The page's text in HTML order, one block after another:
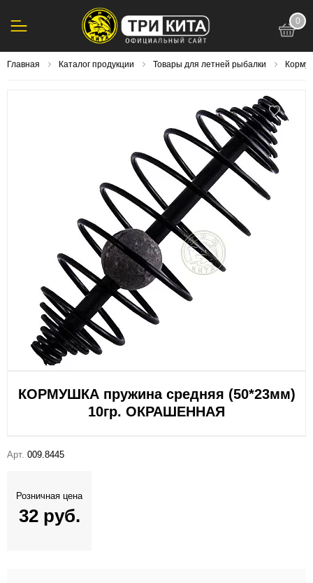
0
Главная Каталог продукции Товары для летней рыбалки
КОРМУШКА пружина средняя (50*23мм)
10гр. ОКРАШЕННАЯ
Арт. 009.8445
Розничная цена
32 руб.